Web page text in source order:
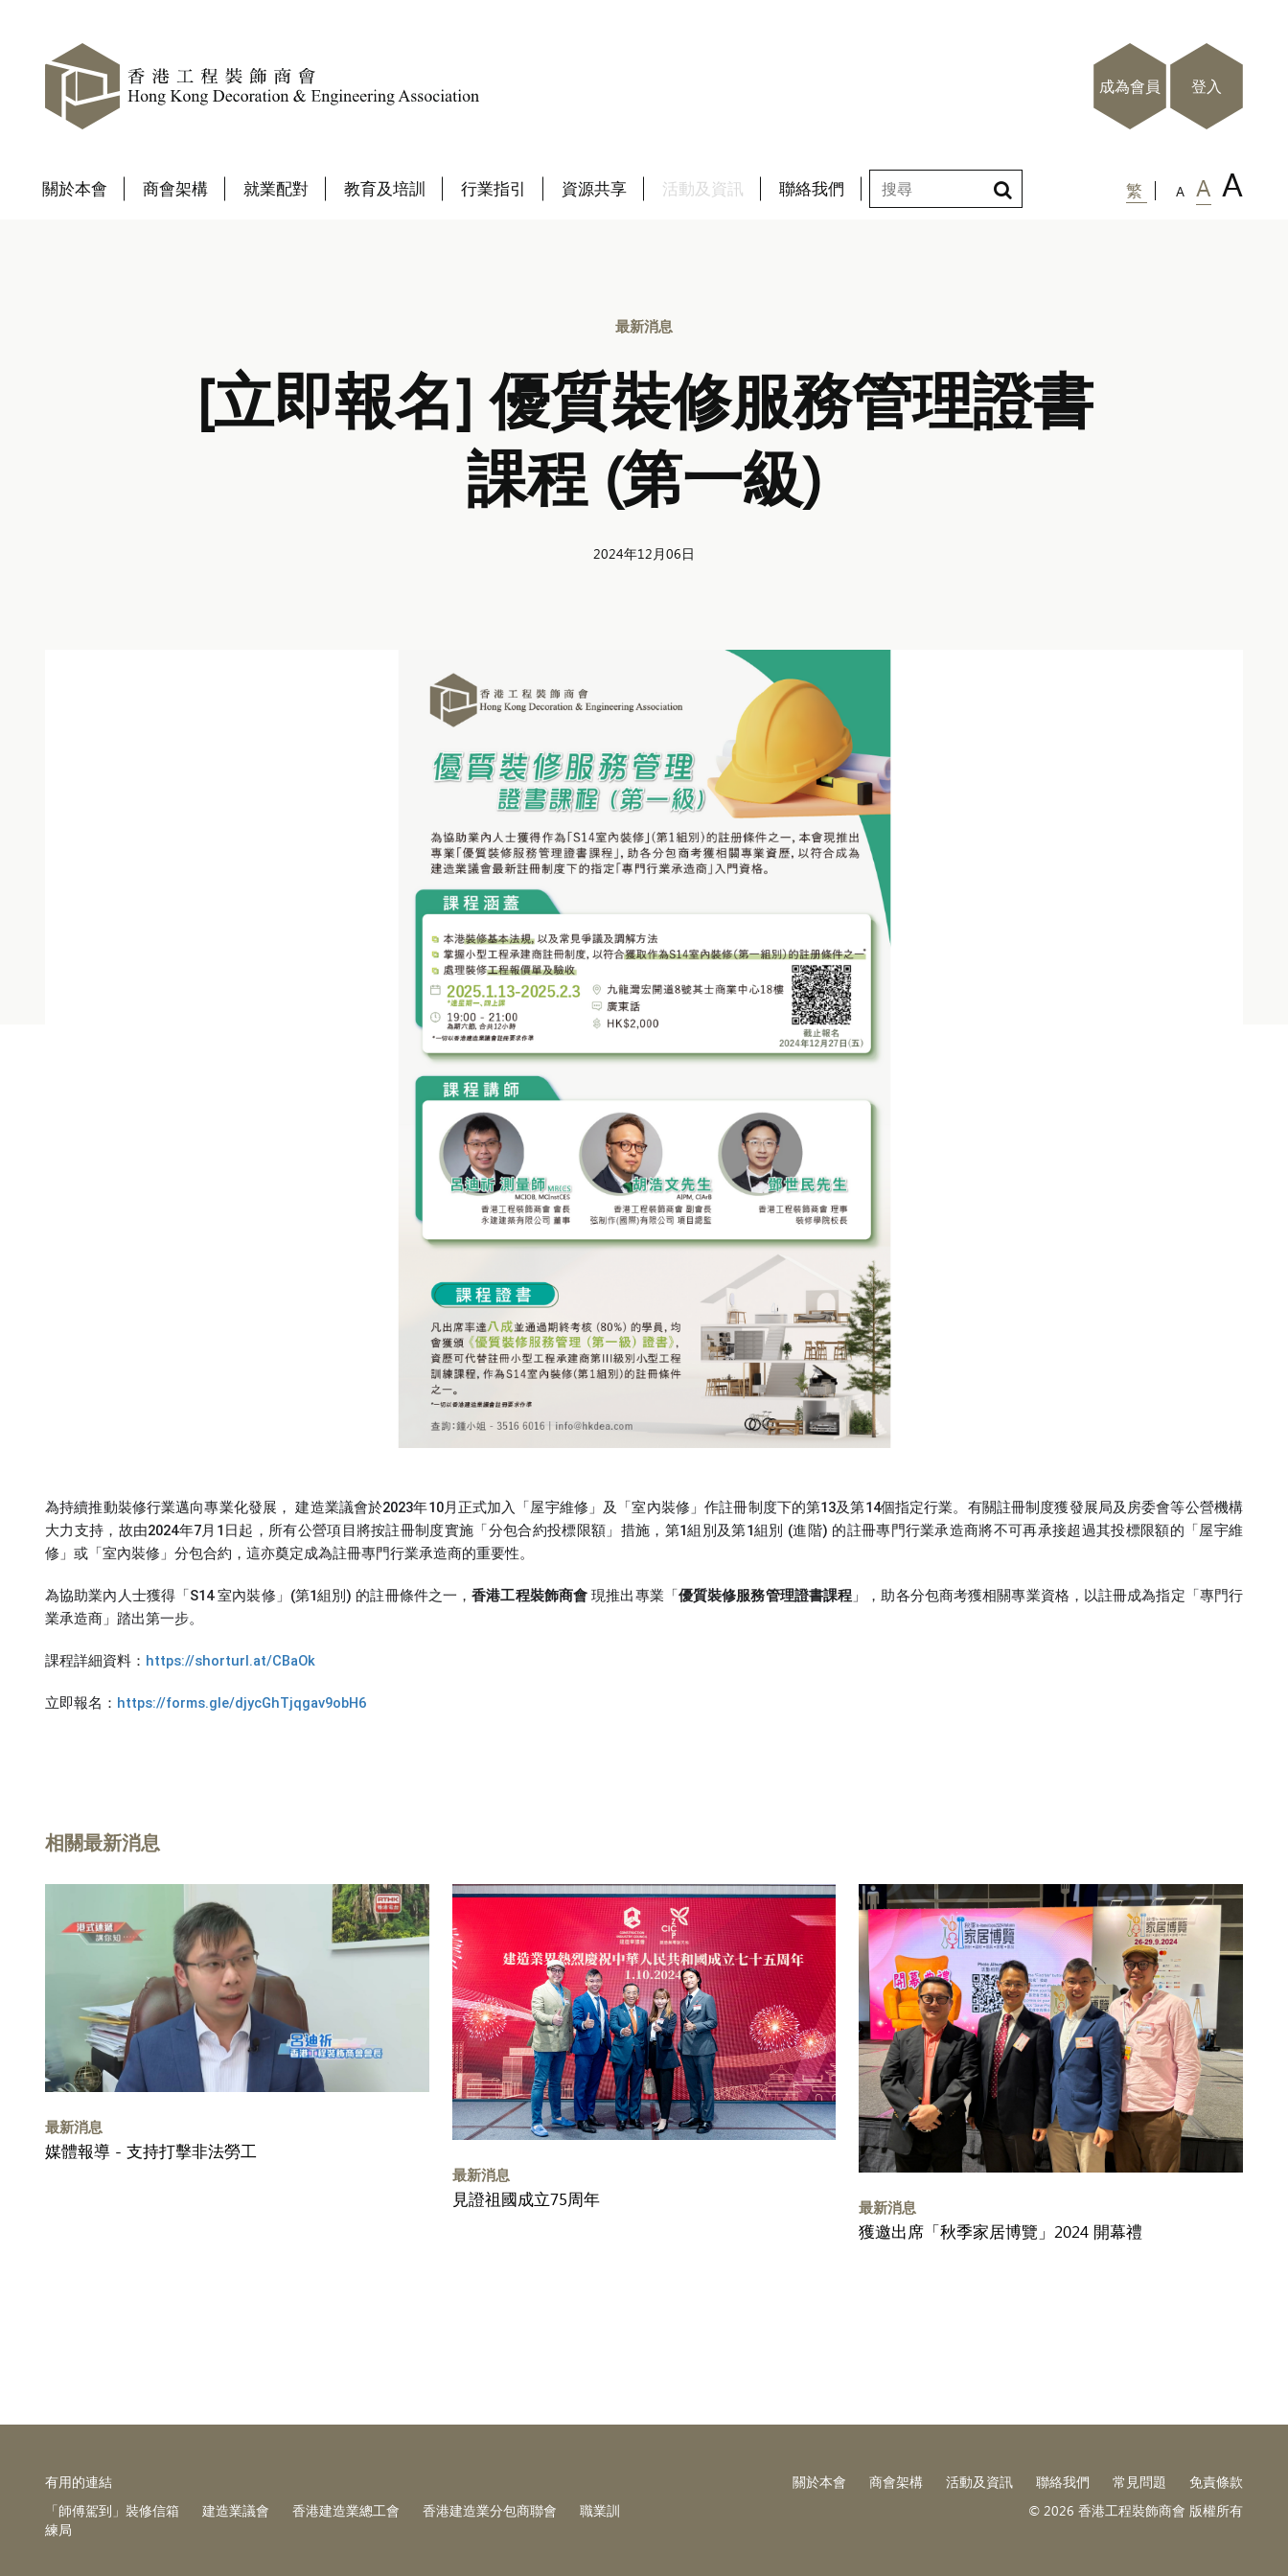
成為會員 登入
關於本會 商會架構 就業配對 教育及培訓 行業指引 資源共享 活動及資訊 聯絡我們 繁 A A A
最新消息
[立即報名] 優質裝修服務管理證書
課程 (第一級)
2024年12月06日
為持續推動裝修行業邁向專業化發展， 建造業議會於2023年10月正式加入「屋宇維修」及「室內裝修」作註冊制度下的第13及第14個指定行業。有關註冊制度獲發展局及房委會等公營機構
大力支持，故由2024年7月1日起，所有公營項目將按註冊制度實施「分包合約投標限額」措施，第1組別及第1組別 (進階) 的註冊專門行業承造商將不可再承接超過其投標限額的「屋宇維
修」或「室內裝修」分包合約，這亦奠定成為註冊專門行業承造商的重要性。
為協助業內人士獲得「S14 室內裝修」(第1組別) 的註冊條件之一，香港工程裝飾商會 現推出專業「優質裝修服務管理證書課程 」，助各分包商考獲相關專業資格，以註冊成為指定「專門行
業承造商」踏出第一步。
課程詳細資料： https://shorturl.at/CBaOk
立即報名： https://forms.gle/djycGhTjqgav9obH6
相關最新消息
最新消息
媒體報導 - 支持打擊非法勞工
最新消息
見證祖國成立75周年 最新消息
獲邀出席「秋季家居博覽」2024 開幕禮
有⽤的連結
「師傅駕到」裝修信箱
建造業議會 香港建造業總工會 香港建造業分包商聯會
職業訓
練局
關於本會 商會架構 活動及資訊 聯絡我們 常見問題
免責條款
© 2026 香港工程裝飾商會 版權所有